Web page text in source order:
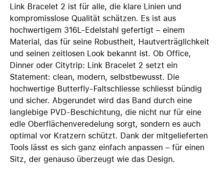
Link Bracelet 2 ist für alle, die klare Linien und
kompromisslose Qualität schätzen. Es ist aus
hochwertigem 316L-Edelstahl gefertigt – einem
Material, das für seine Robustheit, Hautverträglichkeit
und seinen zeitlosen Look bekannt ist. Ob Office,
Dinner oder Citytrip: Link Bracelet 2 setzt ein
Statement: clean, modern, selbstbewusst. Die
hochwertige Butterfly-Faltschliesse schliesst bündig
und sicher. Abgerundet wird das Band durch eine
langlebige PVD-Beschichtung, die nicht nur für eine
edle Oberflächenveredelung sorgt, sondern es auch
optimal vor Kratzern schützt. Dank der mitgelieferten
Tools lässt es sich ganz einfach anpassen – für einen
Sitz, der genauso überzeugt wie das Design.